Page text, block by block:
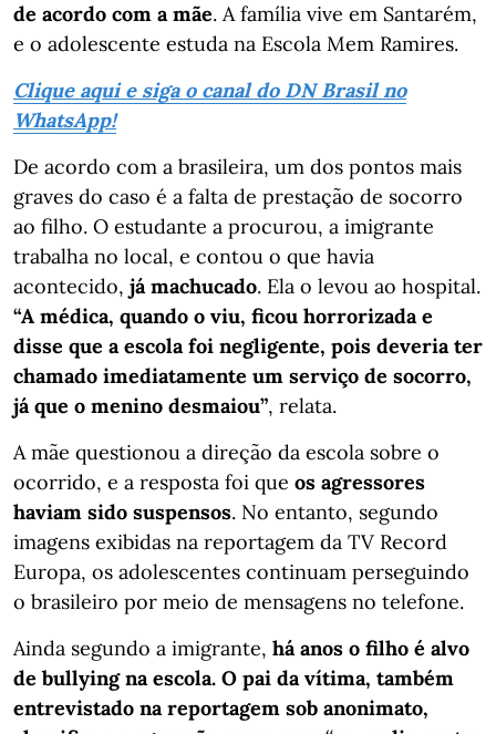
de acordo com a mãe. A família vive em Santarém,
e o adolescente estuda na Escola Mem Ramires.
Clique aqui e siga o canal do DN Brasil no
WhatsApp!
De acordo com a brasileira, um dos pontos mais
graves do caso é a falta de prestação de socorro
ao filho. O estudante a procurou, a imigrante
trabalha no local, e contou o que havia
acontecido, já machucado. Ela o levou ao hospital.
“A médica, quando o viu, ficou horrorizada e
disse que a escola foi negligente, pois deveria ter
chamado imediatamente um serviço de socorro,
já que o menino desmaiou”, relata.
A mãe questionou a direção da escola sobre o
ocorrido, e a resposta foi que os agressores
haviam sido suspensos. No entanto, segundo
imagens exibidas na reportagem da TV Record
Europa, os adolescentes continuam perseguindo
o brasileiro por meio de mensagens no telefone.
Ainda segundo a imigrante, há anos o filho é alvo
de bullying na escola. O pai da vítima, também
entrevistado na reportagem sob anonimato,